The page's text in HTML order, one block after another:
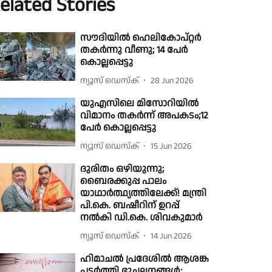
സൗദിയിൽ ഹെലികോപ്റ്റർ
തകർന്നു വീണു; 14 പേർ
കൊല്ലപ്പെട്ടു
ന്യൂസ് ഡെസ്ക് 28 Jun 2026
യുഎസിലെ മിസോറിയില്‍
വിമാനം തകർന്ന് അപകടം;12
പേർ കൊല്ലപ്പെട്ടു
ന്യൂസ് ഡെസ്ക് 15 Jun 2026
ദുരിതം ഒഴിയുന്നു;
ബൈരക്കുപ്പ പാലം
യാഥാർത്ഥ്യത്തിലേക്ക്! മന്ത്രി
പി.കെ. ബഷീറിന് ഉറപ്പ്‌
നൽകി ഡി.കെ. ശിവകുമാർ
ന്യൂസ് ഡെസ്ക് 14 Jun 2026
ഹിമാചൽ പ്രദേശിൽ ആശങ്ക